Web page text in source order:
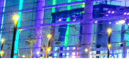
احجز الآن